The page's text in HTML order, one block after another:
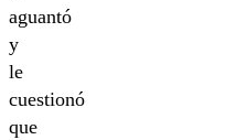
aguantó
y
le
cuestionó
que